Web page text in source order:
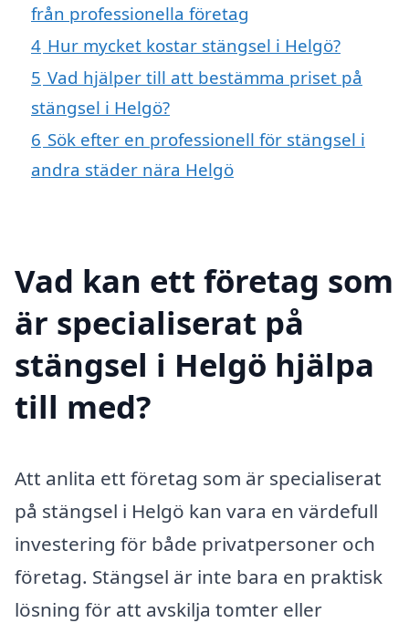
från professionella företag
4 Hur mycket kostar stängsel i Helgö?
5 Vad hjälper till att bestämma priset på
stängsel i Helgö?
6 Sök efter en professionell för stängsel i
andra städer nära Helgö
Vad kan ett företag som
är specialiserat på
stängsel i Helgö hjälpa
till med?
Att anlita ett företag som är specialiserat
på stängsel i Helgö kan vara en värdefull
investering för både privatpersoner och
företag. Stängsel är inte bara en praktisk
lösning för att avskilja tomter eller